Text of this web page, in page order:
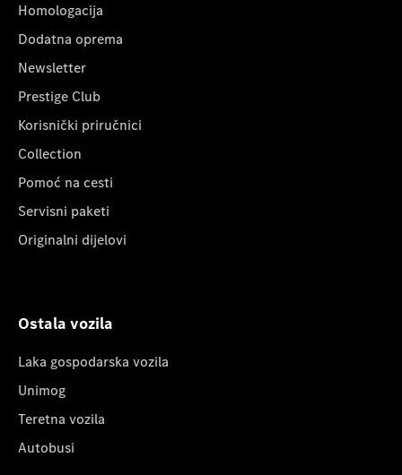
Homologacija
Dodatna oprema
Newsletter
Prestige Club
Korisnički priručnici
Collection
Pomoć na cesti
Servisni paketi
Originalni dijelovi
Ostala vozila
Laka gospodarska vozila
Unimog
Teretna vozila
Autobusi